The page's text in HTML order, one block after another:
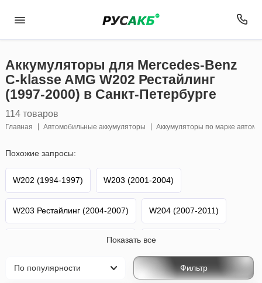
Аккумуляторы для Mercedes-Benz
C-klasse AMG W202 Рестайлинг
(1997-2000) в Санкт-Петербурге
114 товаров
Главная Автомобильные аккумуляторы Аккумуляторы по марке
Похожие запросы:
W202 (1994-1997) W203 (2001-2004)
W203 Рестайлинг (2004-2007) W204 (2007-2011)
W204 Рестайлинг (2011-2015) W205 (2014-н.в.)
W205 Рестайлинг (2018-2022) V (W206) (2022-н.в.)
Показать все
Фильтр